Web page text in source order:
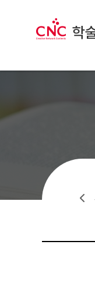
메뉴 열기